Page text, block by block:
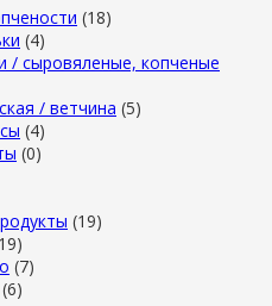
(18)
(4)
/ сыровяленые, копченые
/ ветчина (5)
(4)
(0)
(19)
(7)
(6)